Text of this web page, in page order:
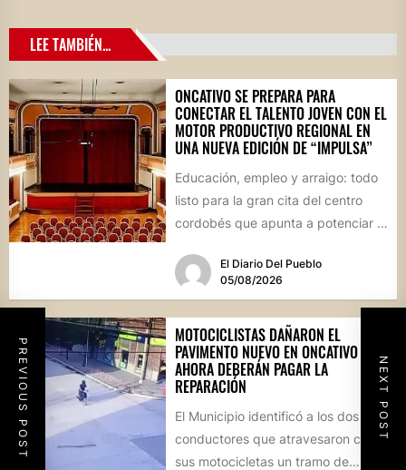
PREVIOUS POST NEXT POST
LEE TAMBIÉN...
ONCATIVO SE PREPARA PARA
CONECTAR EL TALENTO JOVEN CON EL
MOTOR PRODUCTIVO REGIONAL EN
UNA NUEVA EDICIÓN DE “IMPULSA”
Educación, empleo y arraigo: todo
listo para la gran cita del centro
cordobés que apunta a potenciar el
El Diario Del Pueblo
05/08/2026
MOTOCICLISTAS DAÑARON EL
PAVIMENTO NUEVO EN ONCATIVO Y
AHORA DEBERÁN PAGAR LA
REPARACIÓN
El Municipio identificó a los dos
conductores que atravesaron con
sus motocicletas un tramo de